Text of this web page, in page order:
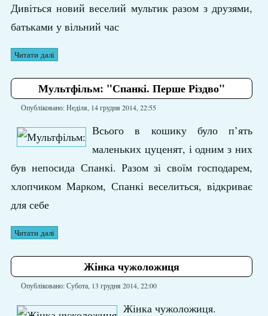
Дивіться новий веселий мультик разом з друзями,
батьками у вільний час
Читати далі
Мультфільм: "Спанкі. Перше Різдво"
Опубліковано: Неділя, 14 грудня 2014, 22:55
Всього в кошику було п’ять
маленьких цуценят, і одним з них
був непосида Спанкі. Разом зі своїм господарем,
хлопчиком Марком, Спанкі веселиться, відкриває
для себе
Читати далі
Жінка чужоложиця
Опубліковано: Субота, 13 грудня 2014, 22:00
Жінка чужоложиця.